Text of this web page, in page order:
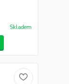
Skladem